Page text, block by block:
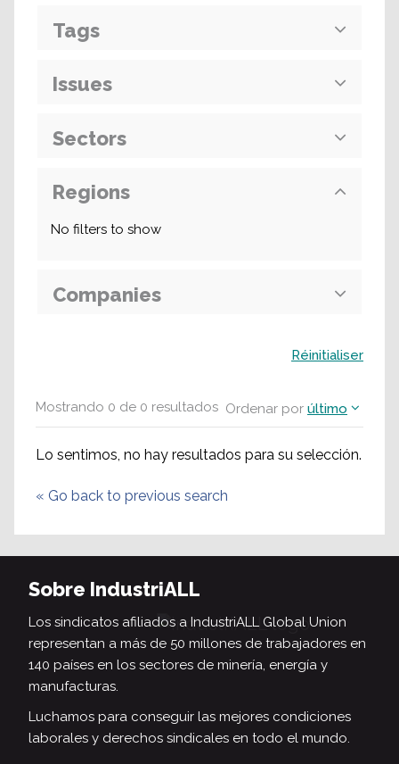
Mostrando 0 de 0 resultados Ordenar por último
Lo sentimos, no hay resultados para su selección.
« Go back to previous search
Tags
Issues
Sectors
Regions
No filters to show
Companies
Réinitialiser
Sobre IndustriALL
Los sindicatos afiliados a IndustriALL Global Union
representan a más de 50 millones de trabajadores en
140 países en los sectores de minería, energía y
manufacturas.
Luchamos para conseguir las mejores condiciones
laborales y derechos sindicales en todo el mundo.